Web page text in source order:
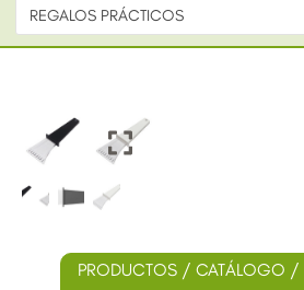
REGALOS PRÁCTICOS
PRODUCTOS / CATÁLOGO /